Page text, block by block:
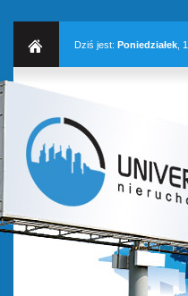
Dziś jest: Poniedziałek ,